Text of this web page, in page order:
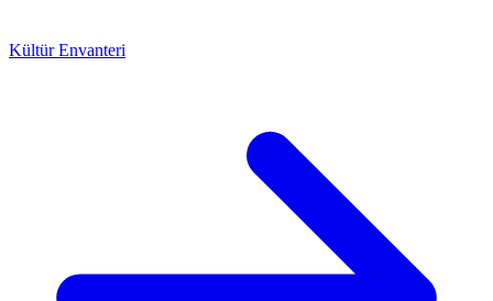
Kültür Envanteri